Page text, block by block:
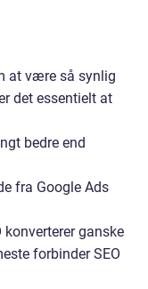
at være så synlig
det essentielt at
bedre end
fra Google Ads
konverterer ganske
forbinder SEO